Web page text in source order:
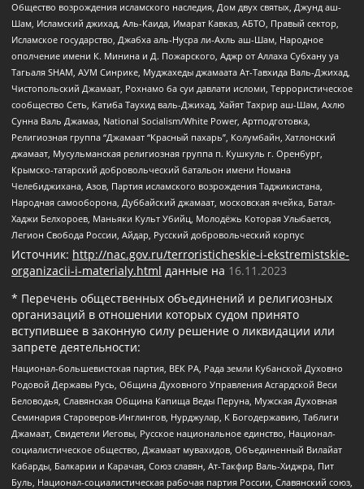
Общество возрождения исламского наследия, Дом двух святых, Джунд аш-
Шам, Исламский джихад, Аль-Каида, Имарат Кавказ, АБТО, Правый сектор,
Исламское государство, Джабха аль-Нусра ли-Ахль аш-Шам, Народное
ополчение имени К. Минина и Д. Пожарского, Аджр от Аллаха Субхану уа
Тагьаля SHAM, АУМ Синрике, Муджахеды джамаата Ат-Тавхида Валь-Джихад,
Чистопольский Джамаат, Рохнамо ба суи давлати исломи, Террористическое
сообщество Сеть, Катиба Таухид валь-Джихад, Хайят Тахрир аш-Шам, Ахлю
Сунна Валь Джамаа, National Socialism/White Power, Артподготовка,
Религиозная группа “Джамаат “Красный пахарь”, Колумбайн, Хатлонский
джамаат, Мусульманская религиозная группа п. Кушкуль г. Оренбург,
Крымско-татарский добровольческий батальон имени Номана
Челебиджихана, Азов, Партия исламского возрождения Таджикистана,
Народная самооборона, Дуббайский джамаат, московская ячейка, Батал-
Хаджи Белхороев, Маньяки Культ Убийц, Молодёжь Которая Улыбается,
Легион Свобода России, Айдар, Русский добровольческий корпус
Источник: http://nac.gov.ru/terroristicheskie-i-ekstremistskie-
organizacii-i-materialy.html данные на 16.11.2023
* Перечень общественных объединений и религиозных
организаций в отношении которых судом принято
вступившее в законную силу решение о ликвидации или
запрете деятельности:
Национал-большевистская партия, ВЕК РА, Рада земли Кубанской Духовно
Родовой Державы Русь, Община Духовного Управления Асгардской Веси
Беловодья, Славянская Община Капища Веды Перуна, Мужская Духовная
Семинария Староверов-Инглингов, Нурджулар, К Богодержавию, Таблиги
Джамаат, Свидетели Иеговы, Русское национальное единство, Национал-
социалистическое общество, Джамаат мувахидов, Объединенный Вилайат
Кабарды, Балкарии и Карачая, Союз славян, Ат-Такфир Валь-Хиджра, Пит
Буль, Национал-социалистическая рабочая партия России, Славянский союз,